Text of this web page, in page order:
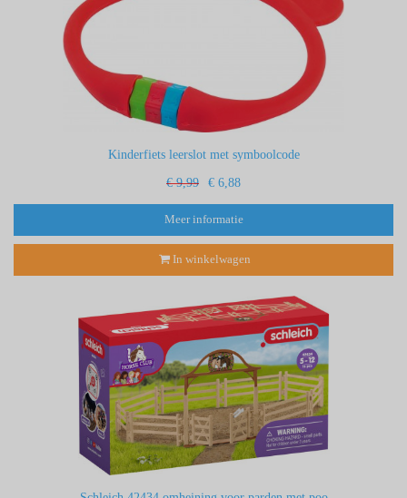
Kinderfiets leerslot met symboolcode
€ 9,99 € 6,88
Meer informatie
In winkelwagen